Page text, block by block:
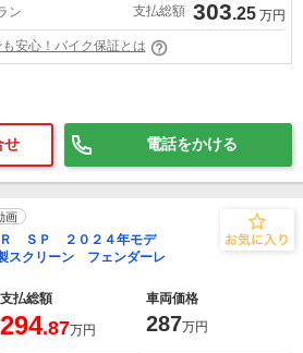
ン 支払総額 303.25 万円
安心！バイク保証とは
せ 電話をかける
画
Ｒ ＳＰ ２０２４年モデ
クリーン フェンダーレ
支払総額
車両価格
294.87万円 287万円